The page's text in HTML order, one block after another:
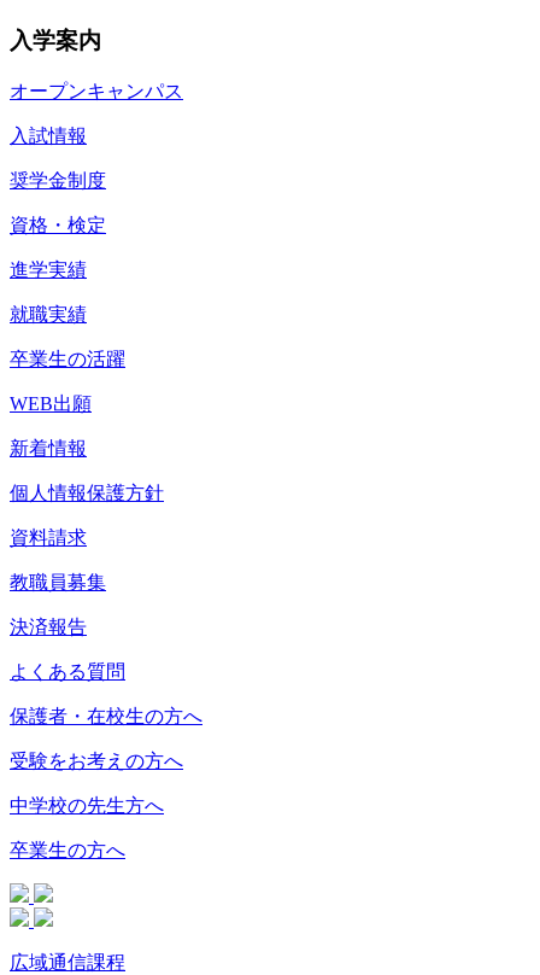
入学案内
オープンキャンパス
入試情報
奨学金制度
資格・検定
進学実績
就職実績
卒業生の活躍
WEB出願
新着情報
個人情報保護方針
資料請求
教職員募集
決済報告
よくある質問
保護者・在校生の方へ
受験をお考えの方へ
中学校の先生方へ
卒業生の方へ
広域通信課程